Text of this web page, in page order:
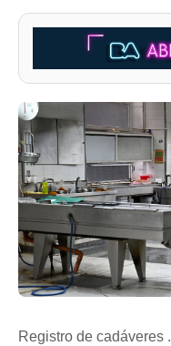
Registro de cadáveres